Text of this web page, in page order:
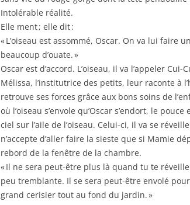
Intolérable réalité.
Elle ment ; elle dit :
« L’oiseau est assommé, Oscar. On va lui faire
beaucoup d’ouate. »
Oscar est d’accord. L’oiseau, il va l’appeler
Mélissa, l’institutrice des petits, leur raconte à
retrouve ses forces grâce aux bons soins de
où l’oiseau s’envole qu’Oscar s’endort, le
ciel sur l’aile de l’oiseau. Celui-ci, il va se
n’accepte d’aller faire la sieste que si Mamie
rebord de la fenêtre de la chambre.
« Il ne sera peut-être plus là quand tu te
peu tremblante. Il se sera peut-être envolé
grand cerisier tout au fond du jardin. »